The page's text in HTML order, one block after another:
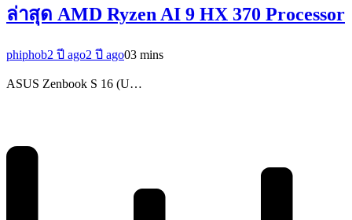
ล่าสุด AMD Ryzen AI 9 HX 370 Processor
phiphob2 ปี ago2 ปี ago03 mins
ASUS Zenbook S 16 (U…